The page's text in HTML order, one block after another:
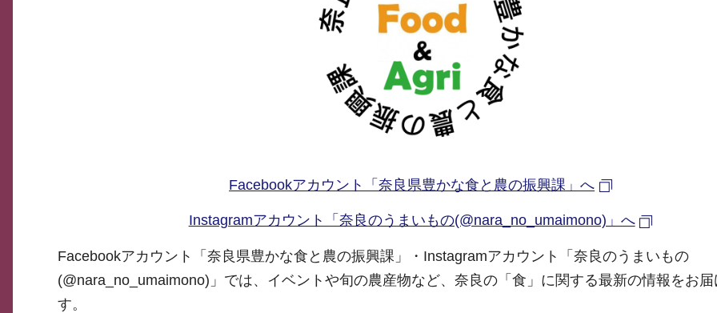
Facebookアカウント「奈良県豊かな食と農の振興課」へ
Instagramアカウント「奈良のうまいもの(@nara_no_umaimono)」へ
Facebookアカウント「奈良県豊かな食と農の振興課」・Instagramアカウント「奈良のうまいもの
(@nara_no_umaimono)」では、イベントや旬の農産物など、奈良の「食」に関する最新の情報をお届
す。